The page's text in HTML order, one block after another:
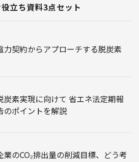
立ち資料3点セット
力契約からアプローチする脱炭素
炭素実現に向けて 省エネ法定期報
のポイントを解説
業のCO₂排出量の削減目標、どう考